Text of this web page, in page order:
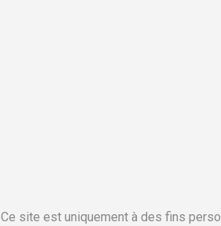
Ce site est uniquement à des fins